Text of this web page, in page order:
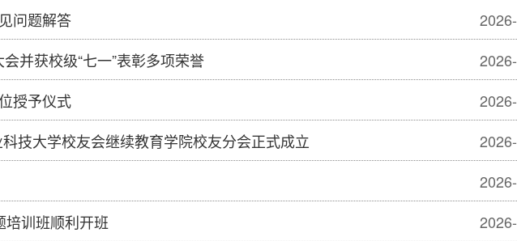
问题解答
并获校级“七一”表彰多项荣誉
授予仪式
技大学校友会继续教育学院校友分会正式成立
培训班顺利开班